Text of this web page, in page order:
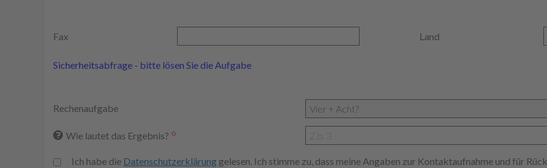
Fax Land
Sicherheitsabfrage - bitte lösen Sie die Aufgabe
Rechenaufgabe
Wie lautet das Ergebnis?
Ich habe die Datenschutzerklärung gelesen. Ich stimme zu, dass meine Angaben zur Kontaktaufnahme und für